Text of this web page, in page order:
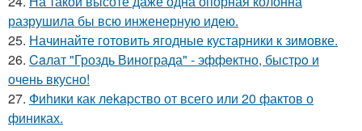
разрушила бы всю инженерную идею.
25. Начинайте готовить ягодные кустарники к зимовке.
26. Caлат "Гроздь Винoграда" - эффeктно, быстpo и
очень вкусно!
27. Фиhики как лekapство от всего или 20 фактов о
финиках.